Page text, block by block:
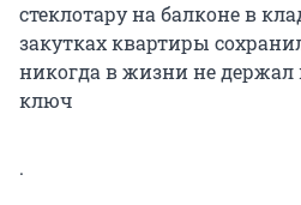
стеклотару на балконе в
закутках квартиры
никогда в жизни не держал
ключ
.